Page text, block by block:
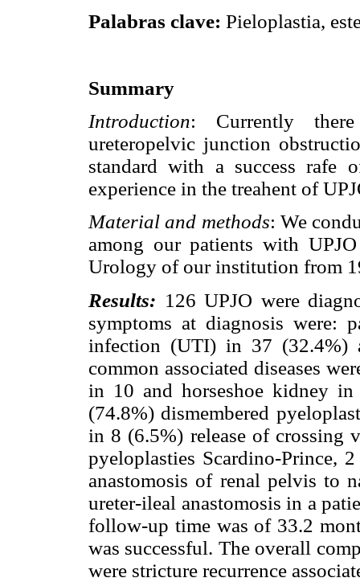
Palabras clave: Pieloplastia,
Summary
Introduction: Currently
ureteropelvic junction
standard with a success rafe
experience in the treahent of
Material and methods: We
among our patients with
Urology of our institution from
Results: 126 UPJO were
symptoms at diagnosis were:
infection (UTI) in 37 (32.4%)
common associated diseases
in 10 and horseshoe kidney
(74.8%) dismembered
in 8 (6.5%) release of crossing
pyeloplasties Scardino-Prince,
anastomosis of renal pelvis to
ureter-ileal anastomosis in a
follow-up time was of 33.2
was successful. The overall
were stricture recurrence